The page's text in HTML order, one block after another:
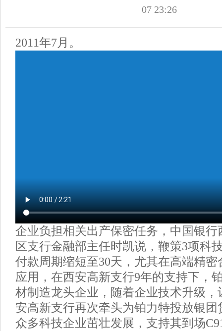
07 23:26
2011年7月。
企业负担相关出产保密任务，中国银行
区支行金融部主任时凯说，鞭策3项科
付款周期缩短至30天，尤其在高端精
应用，在西安高新支行9年的支持下，
材制造龙头企业，随着企业技术升级，
安高新支行再次牵头为铂力特投放银
众多科技企业茁壮发展，支持其到场